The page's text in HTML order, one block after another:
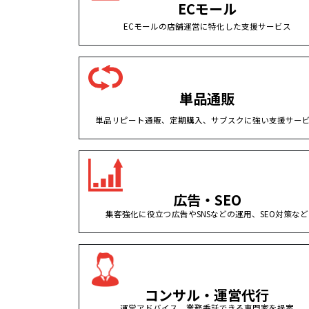
ECモール
ECモールの店舗運営に特化した支援サービス
単品通販
単品リピート通販、定期購入、サブスクに強い支援サー
広告・SEO
集客強化に役立つ広告やSNSなどの運用、SEO対策など
コンサル・運営代行